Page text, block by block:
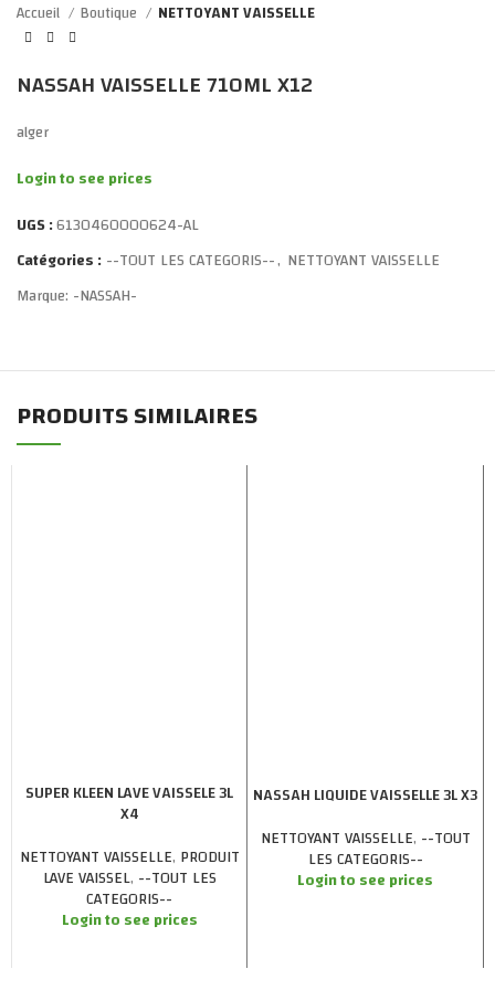
Accueil Boutique NETTOYANT VAISSELLE
NASSAH VAISSELLE 710ML X12
alger
Login to see prices
UGS :6130460000624-AL
Catégories :--TOUT LES CATEGORIS--, NETTOYANT VAISSELLE
Marque: -NASSAH-
PRODUITS SIMILAIRES
SUPER KLEEN LAVE VAISSELE 3L
X4
NETTOYANT VAISSELLE, PRODUIT
LAVE VAISSEL, --TOUT LES
CATEGORIS--
Login to see prices
NASSAH LIQUIDE VAISSELLE 3L X3
NETTOYANT VAISSELLE, --TOUT
LES CATEGORIS--
Login to see prices